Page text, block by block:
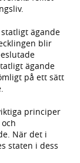
ägande
blir
ägande
på ett sätt
principer
När det i
staten i dess